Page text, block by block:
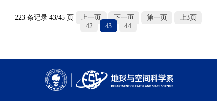
223 条记录 43/45 页 上一页 下一页 第一页
上3页
42
43 44